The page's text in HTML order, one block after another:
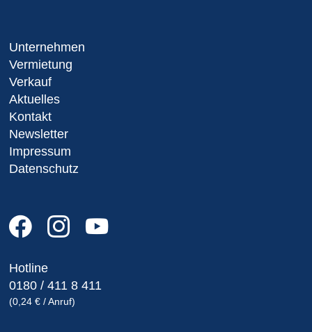
Unternehmen
Vermietung
Verkauf
Aktuelles
Kontakt
Newsletter
Impressum
Datenschutz
Hotline
0180 / 411 8 411
(0,24 € / Anruf)